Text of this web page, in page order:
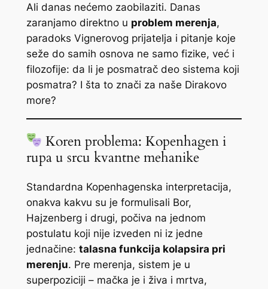
Ali danas nećemo zaobilaziti. Danas
zaranjamo direktno u problem merenja,
paradoks Vignerovog prijatelja i pitanje koje
seže do samih osnova ne samo fizike, već i
filozofije: da li je posmatrač deo sistema koji
posmatra? I šta to znači za naše Dirakovo
more?
Koren problema: Kopenhagen i
rupa u srcu kvantne mehanike
Standardna Kopenhagenska interpretacija,
onakva kakvu su je formulisali Bor,
Hajzenberg i drugi, počiva na jednom
postulatu koji nije izveden ni iz jedne
jednačine: talasna funkcija kolapsira pri
merenju. Pre merenja, sistem je u
superpoziciji – mačka je i živa i mrtva,